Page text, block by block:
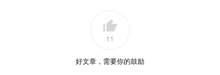
11
好文章，需要你的鼓励